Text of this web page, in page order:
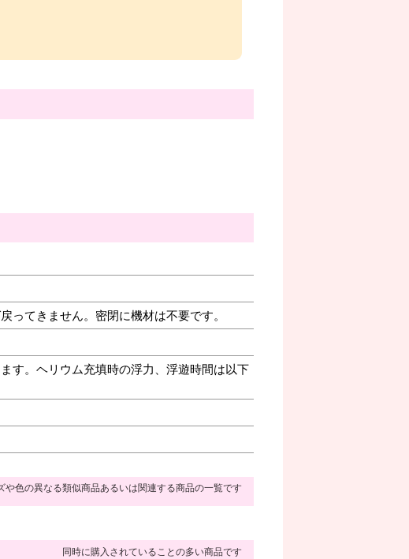
ってきません。密閉に機材は不要です。
す。ヘリウム充填時の浮力、浮遊時間は以下
や色の異なる類似商品あるいは関連する商品の一覧です
同時に購入されていることの多い商品です